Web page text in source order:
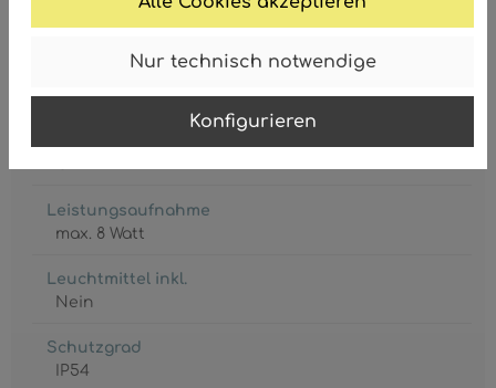
Nur technisch notwendige
Konfigurieren
Leistungsaufnahme
max. 8 Watt
Leuchtmittel inkl.
Nein
Schutzgrad
IP54